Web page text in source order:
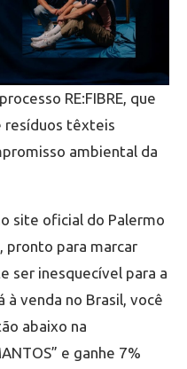
RE:FIBRE, que
resíduos têxteis
ambiental da
site oficial do Palermo
pronto para marcar
ser inesquecível para a
à venda no Brasil, você
abaixo na
e ganhe 7%